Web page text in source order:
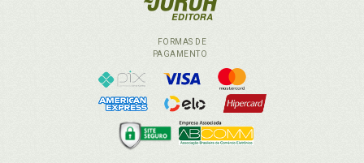
FORMAS DE
PAGAMENTO